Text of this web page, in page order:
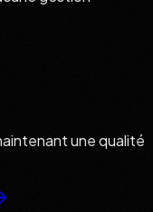
une qualité